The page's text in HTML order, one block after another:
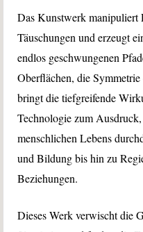
Das Kunstwerk manipuliert
Täuschungen und erzeugt
endlos geschwungenen
Oberflächen, die
bringt die tiefgreifende
Technologie zum
menschlichen Lebens
und Bildung bis hin zu
Beziehungen.
Dieses Werk verwischt die